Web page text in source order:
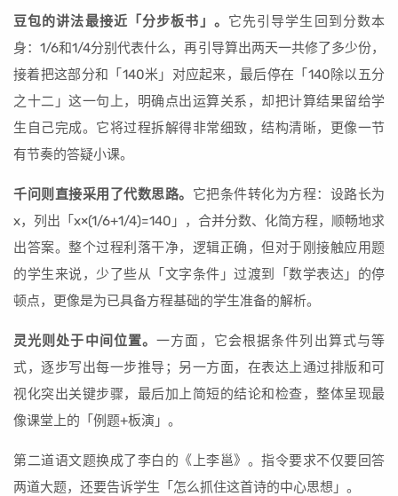
豆包的讲法最接近「分步板书」。 它先引导学生回到分数本
身：1/6和1/4分别代表什么，再引导算出两天一共修了多少份，
接着把这部分和「140米」对应起来，最后停在「140除以五分
之十二」这一句上，明确点出运算关系，却把计算结果留给学
生自己完成。它将过程拆解得非常细致，结构清晰，更像一节
有节奏的答疑小课。
千问则直接采用了代数思路。 它把条件转化为方程：设路长为
x，列出「x×(1/6+1/4)=140」，合并分数、化简方程，顺畅地求
出答案。整个过程利落干净，逻辑正确，但对于刚接触应用题
的学生来说，少了些从「文字条件」过渡到「数学表达」的停
顿点，更像是为已具备方程基础的学生准备的解析。
灵光则处于中间位置。一方面，它会根据条件列出算式与等
式，逐步写出每一步推导；另一方面，在表达上通过排版和可
视化突出关键步骤，最后加上简短的结论和检查，整体呈现最
像课堂上的「例题+板演」。
第二道语文题换成了李白的《上李邕》。指令要求不仅要回答
两道大题，还要告诉学生「怎么抓住这首诗的中心思想」。